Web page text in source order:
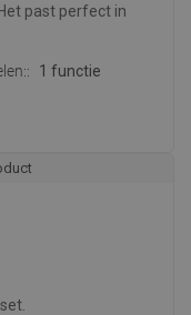
past perfect in
1 functie